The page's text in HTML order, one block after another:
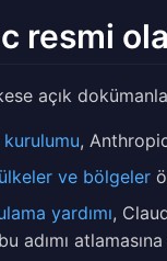
resmi
açık
,
ve bölgeler
yardımı,
bu adımı